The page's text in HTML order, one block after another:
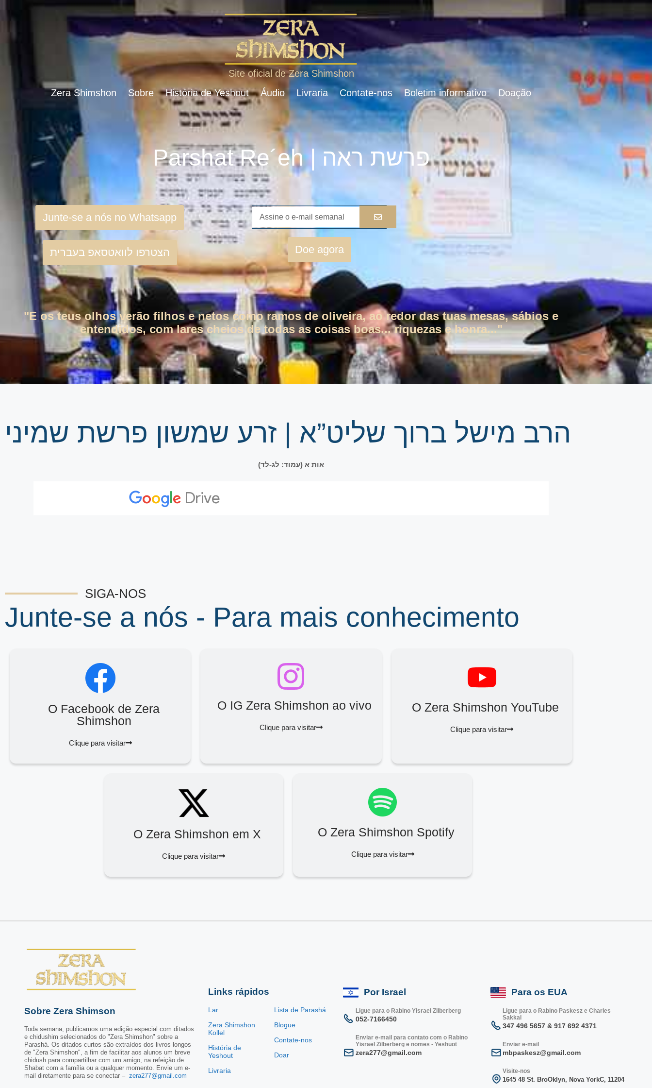
Site oficial de Zera Shimshon
Zera Shimshon
Sobre História de Yeshout Áudio Livraria Contate-nos Boletim informativo Doação
Parshat Re´eh | פרשת ראה
Junte-se a nós no Whatsapp
הצטרפו לוואטסאפ בעברית Doe agora
"E os teus olhos verão filhos e netos como ramos de oliveira, ao redor das tuas mesas, sábios e
entendidos, com lares cheios de todas as coisas boas... riquezas e honra..."
הרב מישל ברוך שליט”א | זרע שמשון פרשת שמיני
אות א (עמוד: לג-לד)
SIGA-NOS
Junte-se a nós - Para mais conhecimento
O Facebook de Zera
Shimshon
Clique para visitar
O IG Zera Shimshon ao vivo
Clique para visitar
O Zera Shimshon YouTube
Clique para visitar
O Zera Shimshon em X
Clique para visitar
O Zera Shimshon Spotify
Clique para visitar
Sobre Zera Shimson
Toda semana, publicamos uma edição especial com ditados
e chidushim selecionados do "Zera Shimshon" sobre a
Parashá. Os ditados curtos são extraídos dos livros longos
de "Zera Shimshon", a fim de facilitar aos alunos um breve
chidush para compartilhar com um amigo, na refeição de
Shabat com a família ou a qualquer momento. Envie um e-
mail diretamente para se conectar – zera277@gmail.com
Links rápidos
Lar
Zera Shimshon
Kollel
História de
Yeshout
Livraria
Lista de Parashá
Blogue
Contate-nos
Doar
Por Israel
Ligue para o Rabino Yisrael Zilberberg
052-7166450
Enviar e-mail para contato com o Rabino
Yisrael Zilberberg e nomes - Yeshuot
zera277@gmail.com
Para os EUA
Ligue para o Rabino Paskesz e Charles
Sakkal
347 496 5657 & 917 692 4371
Enviar e-mail
mbpaskesz@gmail.com
Visite-nos
1645 48 St. BroOklyn, Nova YorkC, 11204